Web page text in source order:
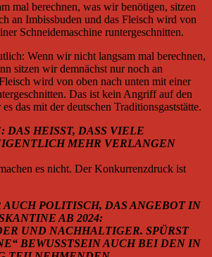
mal berechnen, was wir benötigen, sitzen
an Imbissbuden und das Fleisch wird von
Schneidemaschine runtergeschnitten.
Wenn wir nicht langsam mal berechnen,
sitzen wir demnächst nur noch an
wird von oben nach unten mit einer
Das ist kein Angriff auf den
das mit der deutschen Traditionsgaststätte.
DAS HEISST, DASS VIELE
MEHR VERLANGEN
es nicht. Der Konkurrenzdruck ist
AUCH POLITISCH, DAS ANGEBOT IN
AB 2024:
UND NACHHALTIGER. SPÜRST
BEWUSSTSEIN AUCH BEI DEN IN